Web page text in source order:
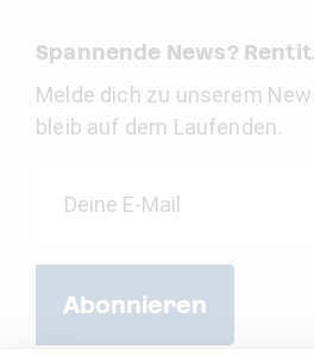
Spannende News?
Melde dich zu unserem
bleib auf dem Laufenden.
Abonnieren